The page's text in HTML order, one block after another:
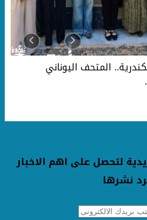
السكندرية.. المتحف اليوناني
ال...
لتحصل على اهم الاخبار
نشرها